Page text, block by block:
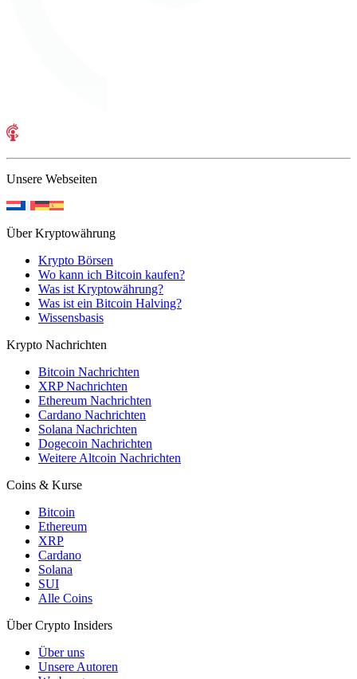
Unsere Webseiten
Über Kryptowährung
Krypto Börsen
Wo kann ich Bitcoin kaufen?
Was ist Kryptowährung?
Was ist ein Bitcoin Halving?
Wissensbasis
Krypto Nachrichten
Bitcoin Nachrichten
XRP Nachrichten
Ethereum Nachrichten
Cardano Nachrichten
Solana Nachrichten
Dogecoin Nachrichten
Weitere Altcoin Nachrichten
Coins & Kurse
Bitcoin
Ethereum
XRP
Cardano
Solana
SUI
Alle Coins
Über Crypto Insiders
Über uns
Unsere Autoren